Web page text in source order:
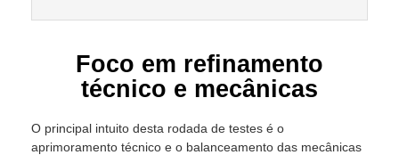
Foco em refinamento
técnico e mecânicas
O principal intuito desta rodada de testes é o
aprimoramento técnico e o balanceamento das mecânicas